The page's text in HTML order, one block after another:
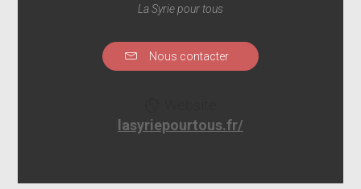
La Syrie pour tous
Nous contacter
lasyriepourtous.fr/